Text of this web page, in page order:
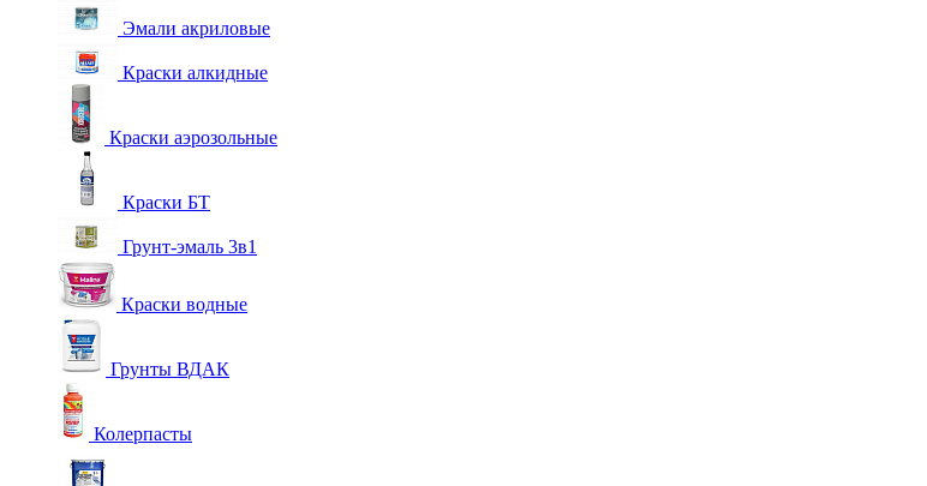
Эмали акриловые
Краски алкидные
Краски аэрозольные
Краски БТ
Грунт-эмаль 3в1
Краски водные
Грунты ВДАК
Колерпасты